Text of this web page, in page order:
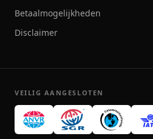
Betaalmogelijkheden
Disclaimer
VEILIG AANGESLOTEN